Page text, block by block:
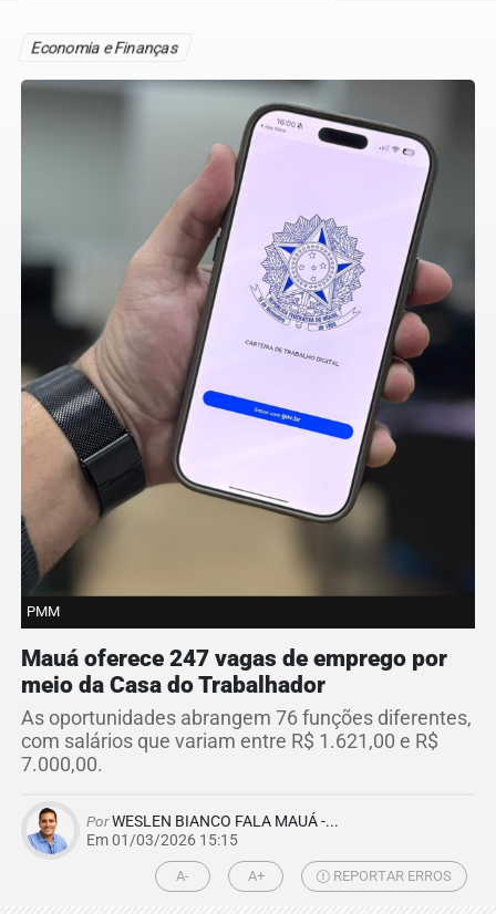
Economia e Finanças
PMM
Mauá oferece 247 vagas de emprego por
meio da Casa do Trabalhador
As oportunidades abrangem 76 funções diferentes,
com salários que variam entre R$ 1.621,00 e R$
7.000,00.
PorWESLEN BIANCO FALA MAUÁ -...
Em 01/03/2026 15:15
A- A+ REPORTAR ERROS